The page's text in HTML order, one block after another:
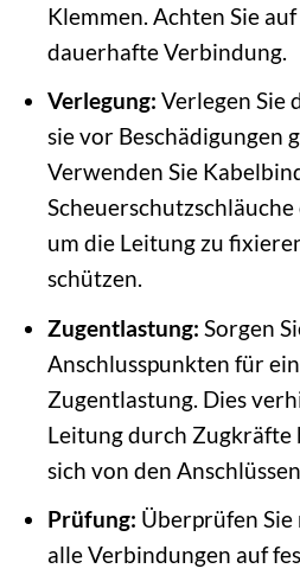
Klemmen. Achten Sie
dauerhafte Verbindung.
Verlegung: Verlegen Sie
sie vor Beschädigungen
Verwenden Sie
um die Leitung zu
schützen.
Zugentlastung: Sorgen
Anschlusspunkten für
Zugentlastung. Dies
Leitung durch
sich von den
Prüfung: Überprüfen
alle Verbindungen auf